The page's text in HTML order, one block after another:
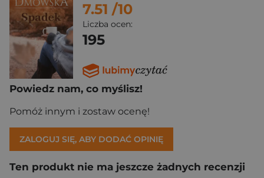
7.51 /10
Liczba ocen:
195
Powiedz nam, co myślisz!
Pomóż innym i zostaw ocenę!
ZALOGUJ SIĘ, ABY DODAĆ OPINIĘ
Ten produkt nie ma jeszcze żadnych recenzji